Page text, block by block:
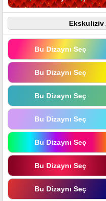
Ekskuliziv
Bu Dizaynı Seç
Bu Dizaynı Seç
Bu Dizaynı Seç
Bu Dizaynı Seç
Bu Dizaynı Seç
Bu Dizaynı Seç
Bu Dizaynı Seç